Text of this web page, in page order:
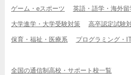
ゲーム・eスポーツ 英語・語学・海外留
大学進学・大学受験対策 高卒認定試験
保育・福祉・医療系 プログラミング・
全国の通信制高校・サポート校一覧